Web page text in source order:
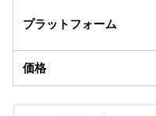
プラットフォーム
価格